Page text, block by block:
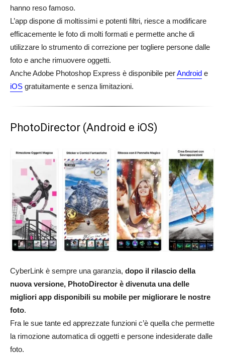
hanno reso famoso.
L’app dispone di moltissimi e potenti filtri, riesce a modificare
efficacemente le foto di molti formati e permette anche di
utilizzare lo strumento di correzione per togliere persone dalle
foto e anche rimuovere oggetti.
Anche Adobe Photoshop Express è disponibile perAndroid e
iOS gratuitamente e senza limitazioni.
PhotoDirector (Android e iOS)
CyberLink è sempre una garanzia, dopo il rilascio della
nuova versione, PhotoDirector è divenuta una delle
migliori app disponibili su mobile per migliorare le nostre
foto.
Fra le sue tante ed apprezzate funzioni c’è quella che permette
la rimozione automatica di oggetti e persone indesiderate dalle
foto.